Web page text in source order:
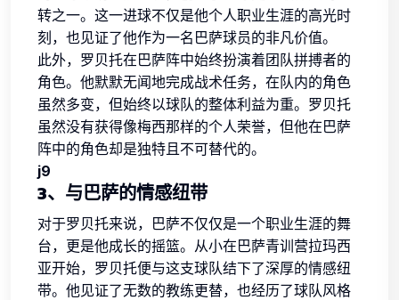
转之一。这一进球不仅是他个人职业生涯的高光时
刻，也见证了他作为一名巴萨球员的非凡价值。
此外，罗贝托在巴萨阵中始终扮演着团队拼搏者的
角色。他默默无闻地完成战术任务，在队内的角色
虽然多变，但始终以球队的整体利益为重。罗贝托
虽然没有获得像梅西那样的个人荣誉，但他在巴萨
阵中的角色却是独特且不可替代的。
j9
3、与巴萨的情感纽带
对于罗贝托来说，巴萨不仅仅是一个职业生涯的舞
台，更是他成长的摇篮。从小在巴萨青训营拉玛西
亚开始，罗贝托便与这支球队结下了深厚的情感纽
带。他见证了无数的教练更替，也经历了球队风格